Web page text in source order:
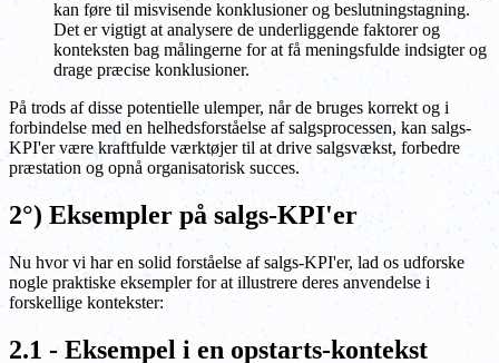
kan føre til misvisende konklusioner og beslutningstagning.
Det er vigtigt at analysere de underliggende faktorer og
konteksten bag målingerne for at få meningsfulde indsigter og
drage præcise konklusioner.
På trods af disse potentielle ulemper, når de bruges korrekt og i
forbindelse med en helhedsforståelse af salgsprocessen, kan salgs-
KPI'er være kraftfulde værktøjer til at drive salgsvækst, forbedre
præstation og opnå organisatorisk succes.
2°) Eksempler på salgs-KPI'er
Nu hvor vi har en solid forståelse af salgs-KPI'er, lad os udforske
nogle praktiske eksempler for at illustrere deres anvendelse i
forskellige kontekster:
2.1 - Eksempel i en opstarts-kontekst